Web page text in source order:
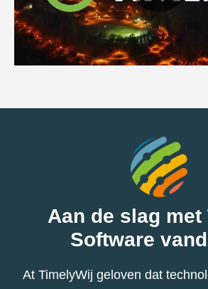
Aan de slag met
Software
At TimelyWij geloven dat